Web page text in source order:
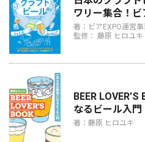
ワリー集合！ビ
著：ビアEXPO運営
監修： 藤原 ヒロユキ
BEER
なるビール入門
著：藤原 ヒロユキ